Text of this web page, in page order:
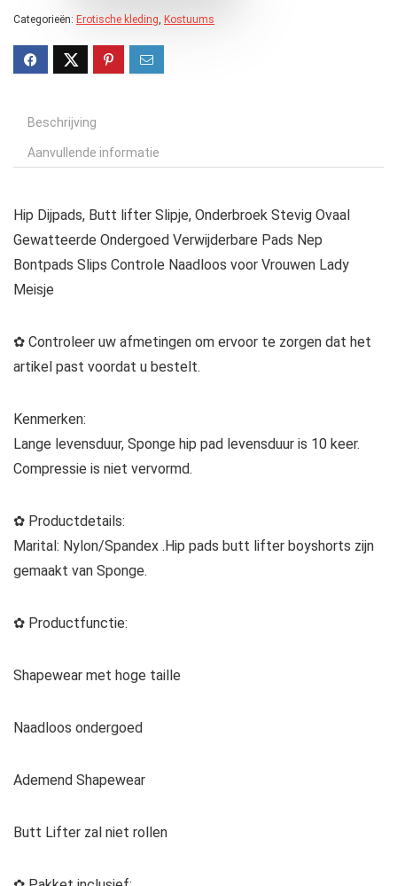
Categorieën: Erotische kleding, Kostuums
Beschrijving
Aanvullende informatie
Hip Dijpads, Butt lifter Slipje, Onderbroek Stevig Ovaal
Gewatteerde Ondergoed Verwijderbare Pads Nep
Bontpads Slips Controle Naadloos voor Vrouwen Lady
Meisje
✿ Controleer uw afmetingen om ervoor te zorgen dat het
artikel past voordat u bestelt.
Kenmerken:
Lange levensduur, Sponge hip pad levensduur is 10 keer.
Compressie is niet vervormd.
✿ Productdetails:
Marital: Nylon/Spandex .Hip pads butt lifter boyshorts zijn
gemaakt van Sponge.
✿ Productfunctie:
Shapewear met hoge taille
Naadloos ondergoed
Ademend Shapewear
Butt Lifter zal niet rollen